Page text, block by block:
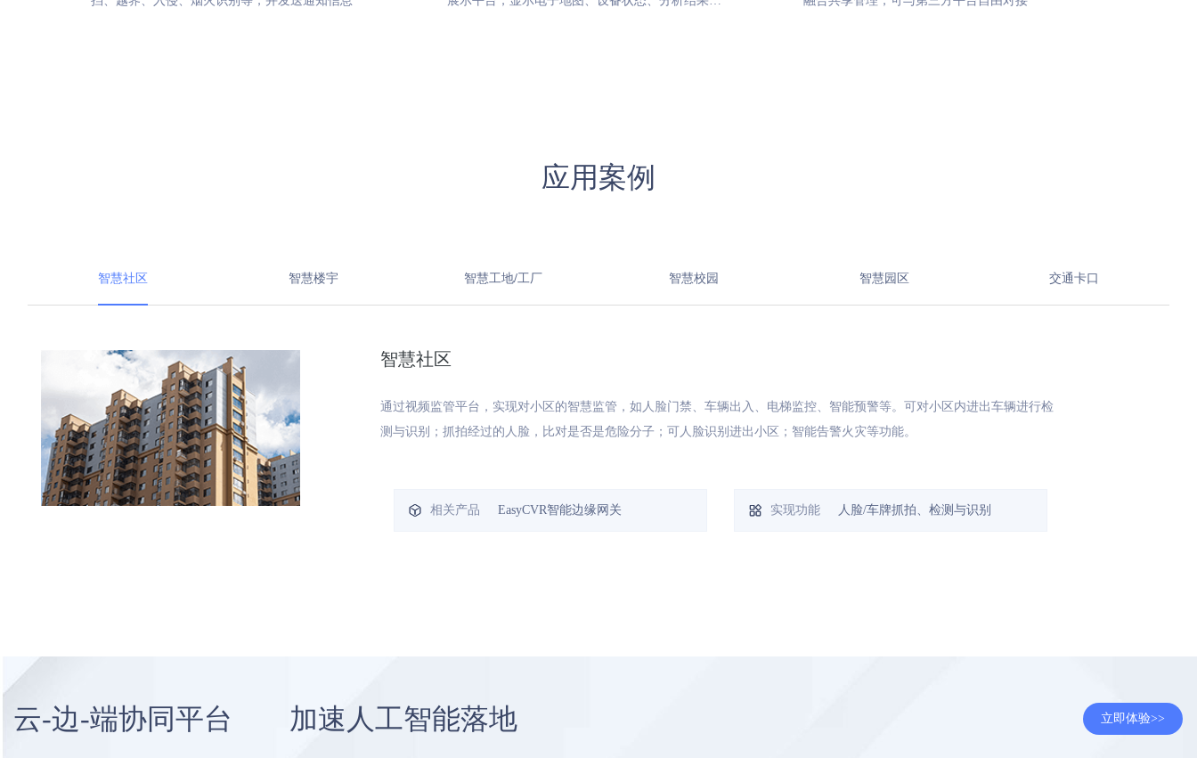
应用案例
智慧社区 智慧楼宇 智慧工地/工厂 智慧校园 智慧园区 交通卡口
智慧社区
通过视频监管平台，实现对小区的智慧监管，如人脸门禁、车辆出入、电梯监控、智能预警等。可对小区内进出车辆进行检
测与识别；抓拍经过的人脸，比对是否是危险分子；可人脸识别进出小区；智能告警火灾等功能。
相关产品 EasyCVR智能边缘网关 实现功能 人脸/车牌抓拍、检测与识别
云-边-端协同平台 加速人工智能落地 立即体验>>